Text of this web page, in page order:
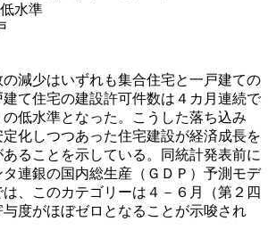
水準
減少はいずれも集合住宅と一戸建ての
て住宅の建設許可件数は４カ月連続で
低水準となった。こうした落ち込み
化しつつあった住宅建設が経済成長を
ることを示している。同統計発表前に
連銀の国内総生産（ＧＤＰ）予測モデ
、このカテゴリーは４－６月（第２四
度がほぼゼロとなることが示唆され